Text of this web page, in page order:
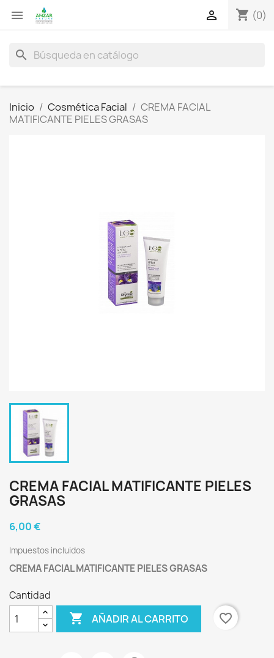
 shopping_cart (0)

search
Inicio Cosmética Facial
CREMA FACIAL
MATIFICANTE PIELES GRASAS
CREMA FACIAL MATIFICANTE PIELES
GRASAS
6,00 €
Impuestos incluidos
CREMA FACIAL MATIFICANTE PIELES GRASAS
Cantidad
 AÑADIR AL CARRITO favorite_border